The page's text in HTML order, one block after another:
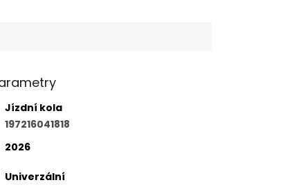
Jízdní kola
197216041818
2026
Univerzální